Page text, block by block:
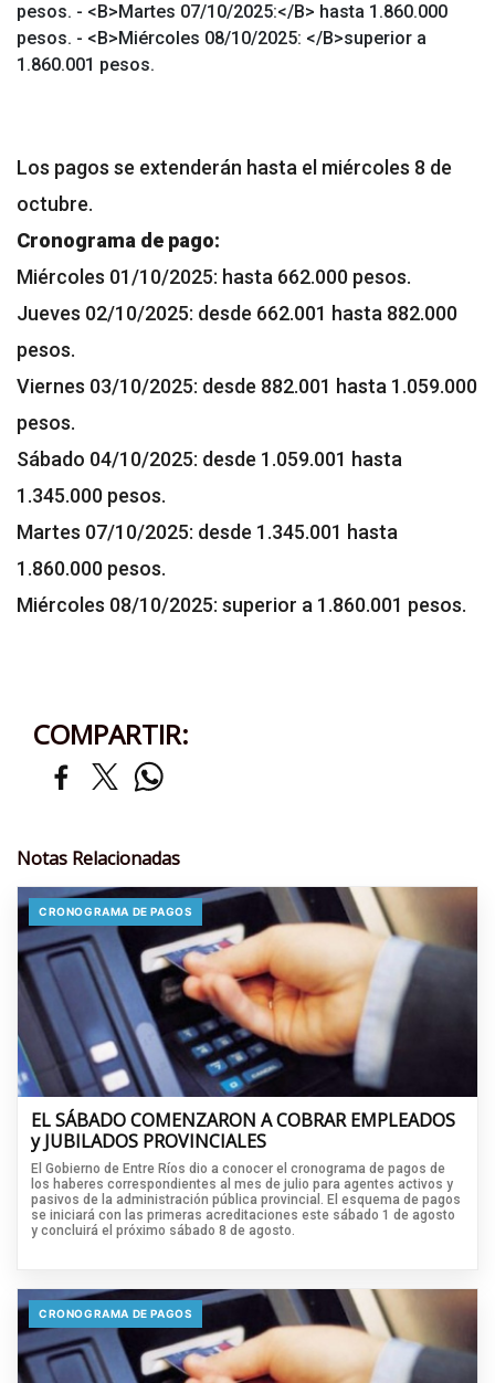
pesos. - <B>Martes 07/10/2025:</B> hasta 1.860.000
pesos. - <B>Miércoles 08/10/2025: </B>superior a
1.860.001 pesos.
Los pagos se extenderán hasta el miércoles 8 de
octubre.
Cronograma de pago:
Miércoles 01/10/2025: hasta 662.000 pesos.
Jueves 02/10/2025: desde 662.001 hasta 882.000
pesos.
Viernes 03/10/2025: desde 882.001 hasta 1.059.000
pesos.
Sábado 04/10/2025: desde 1.059.001 hasta
1.345.000 pesos.
Martes 07/10/2025: desde 1.345.001 hasta
1.860.000 pesos.
Miércoles 08/10/2025: superior a 1.860.001 pesos.
COMPARTIR:
Notas Relacionadas
CRONOGRAMA DE PAGOS
EL SÁBADO COMENZARON A COBRAR EMPLEADOS
y JUBILADOS PROVINCIALES
El Gobierno de Entre Ríos dio a conocer el cronograma de pagos de
los haberes correspondientes al mes de julio para agentes activos y
pasivos de la administración pública provincial. El esquema de pagos
se iniciará con las primeras acreditaciones este sábado 1 de agosto
y concluirá el próximo sábado 8 de agosto.
CRONOGRAMA DE PAGOS